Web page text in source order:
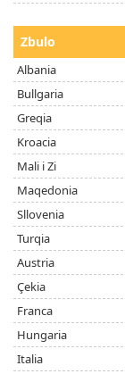
Zbulo
Albania
Bullgaria
Greqia
Kroacia
Mali i Zi
Maqedonia
Sllovenia
Turqia
Austria
Çekia
Franca
Hungaria
Italia